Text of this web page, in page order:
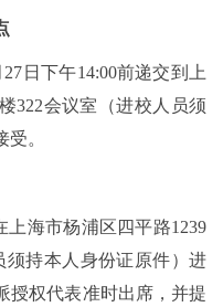
日下午14:00前递交到上
322会议室（进校人员须
。
上海市杨浦区四平路1239
须持本人身份证原件）进
授权代表准时出席，并提